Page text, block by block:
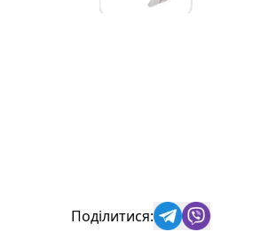
Поділитися: